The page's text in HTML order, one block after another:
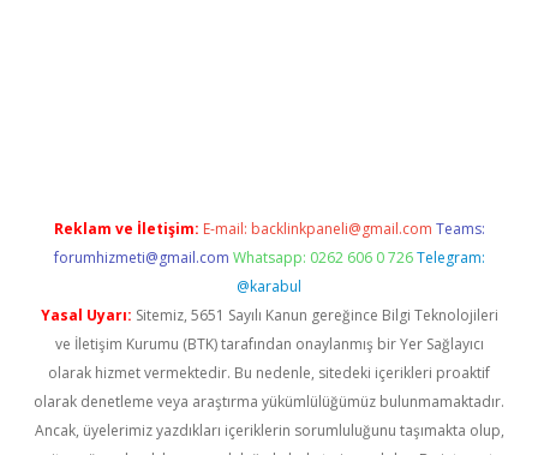
Reklam ve İletişim: E-mail: backlinkpaneli@gmail.com Teams:
forumhizmeti@gmail.com Whatsapp: 0262 606 0 726 Telegram:
@karabul
Yasal Uyarı: Sitemiz, 5651 Sayılı Kanun gereğince Bilgi Teknolojileri
ve İletişim Kurumu (BTK) tarafından onaylanmış bir Yer Sağlayıcı
olarak hizmet vermektedir. Bu nedenle, sitedeki içerikleri proaktif
olarak denetleme veya araştırma yükümlülüğümüz bulunmamaktadır.
Ancak, üyelerimiz yazdıkları içeriklerin sorumluluğunu taşımakta olup,